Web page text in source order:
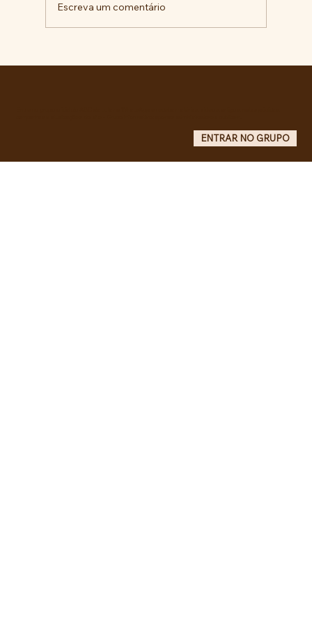
Escreva um comentário
ENTRAR NO GRUPO